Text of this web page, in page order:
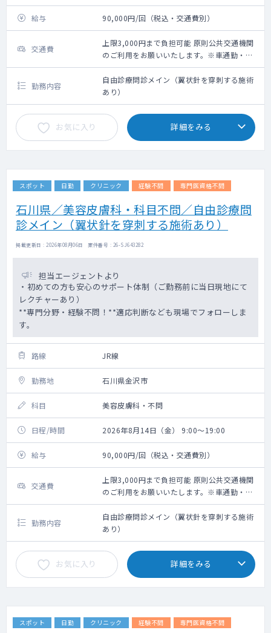
給与 90,000円/回（税込・交通費別）
交通費
上限3,000円まで負担可能 原則公共交通機関
のご利用をお願いいたします。※車通勤・タ
クシー利用要相談
勤務内容
自由診療問診メイン（翼状針を穿刺する施術
あり）
お気に入り 詳細をみる
スポット 日勤 クリニック 経験不問 専門医資格不問
石川県／美容皮膚科・科目不問／自由診療問
診メイン（翼状針を穿刺する施術あり）
掲載更新日 : 2026年08月06日 案件番号 : 26-SJ643282
担当エージェントより
・初めての方も安心のサポート体制（ご勤務前に当日現地にて
レクチャーあり）
**専門分野・経験不問！**適応判断なども現場でフォローしま
す。
路線 JR線
勤務地 石川県金沢市
科目 美容皮膚科・不問
日程/時間 2026年8月14日（金） 9:00～19:00
給与 90,000円/回（税込・交通費別）
交通費
上限3,000円まで負担可能 原則公共交通機関
のご利用をお願いいたします。※車通勤・タ
クシー利用要相談
勤務内容
自由診療問診メイン（翼状針を穿刺する施術
あり）
お気に入り 詳細をみる
スポット 日勤 クリニック 経験不問 専門医資格不問